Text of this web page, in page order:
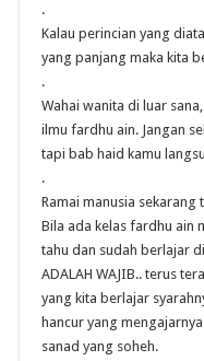
.
Kalau perincian yang
yang panjang maka kita
.
Wahai wanita di luar
ilmu fardhu ain. Jangan
tapi bab haid kamu
.
Ramai manusia sekarang
Bila ada kelas fardhu ain
tahu dan sudah berlajar
ADALAH WAJIB.. terus
yang kita berlajar
hancur yang
sanad yang soheh.